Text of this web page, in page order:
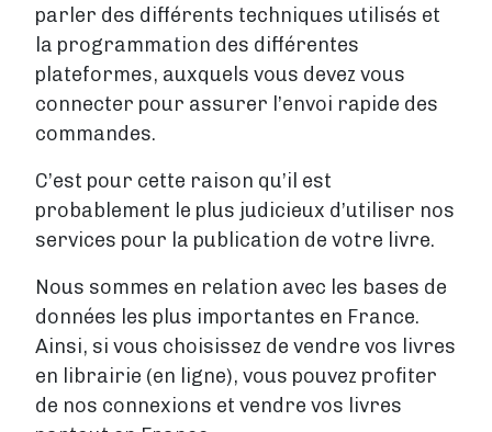
parler des différents techniques utilisés et
la programmation des différentes
plateformes, auxquels vous devez vous
connecter pour assurer l’envoi rapide des
commandes.
C’est pour cette raison qu’il est
probablement le plus judicieux d’utiliser nos
services pour la publication de votre livre.
Nous sommes en relation avec les bases de
données les plus importantes en France.
Ainsi, si vous choisissez de vendre vos livres
en librairie (en ligne), vous pouvez profiter
de nos connexions et vendre vos livres